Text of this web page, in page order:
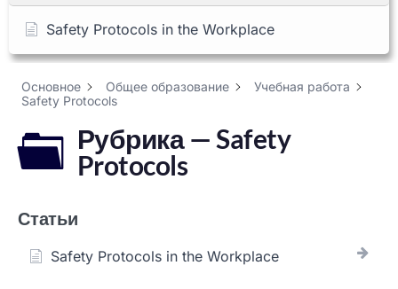
Safety Protocols in the Workplace
Основное Общее образование
Учебная работа
Safety Protocols
Рубрика — Safety
Protocols
Статьи
Safety Protocols in the Workplace